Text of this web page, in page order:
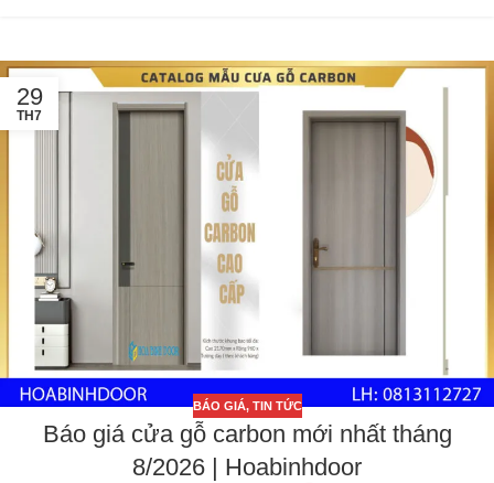
29
TH7
BÁO GIÁ, TIN TỨC
Báo giá cửa gỗ carbon mới nhất tháng
8/2026 | Hoabinhdoor